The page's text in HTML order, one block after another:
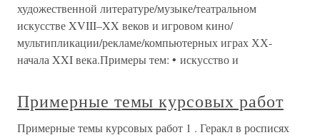
художественной литературе/музыке/театральном
искусстве XVIII–XX веков и игровом кино/
мультипликации/рекламе/компьютерных играх ХХ-
начала XXI века.Примеры тем: • искусство и
Примерные темы курсовых работ
Примерные темы курсовых работ 1 . Геракл в росписях